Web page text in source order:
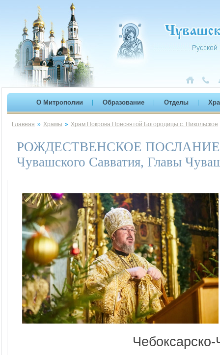
О Митрополии Образование Отделы
Главная » Храмы » Храм Покрова Пресвятой Богородицы с. Никольское
РОЖДЕСТВЕНСКОЕ ПОСЛАНИЕ
Чувашского Савватия, Главы